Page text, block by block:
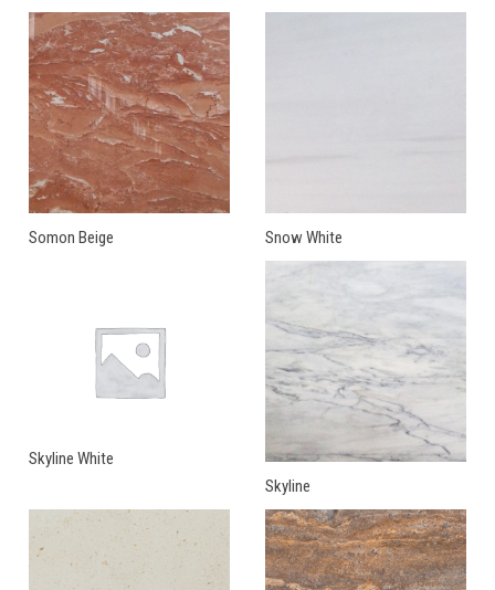
Somon Beige Snow White
Skyline White
Skyline